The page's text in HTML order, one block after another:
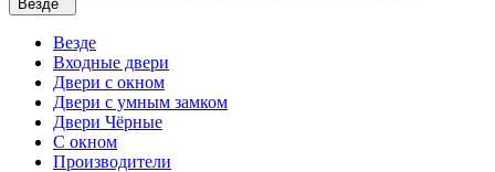
Везде
Везде
Входные двери
Двери с окном
Двери с умным замком
Двери Чёрные
C окном
Производители